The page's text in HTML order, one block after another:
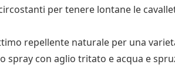
per tenere lontane le
repellente naturale per una
spray con aglio tritato e acqua e